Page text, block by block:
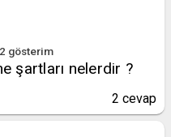
gösterim
şartları nelerdir ?
2 cevap